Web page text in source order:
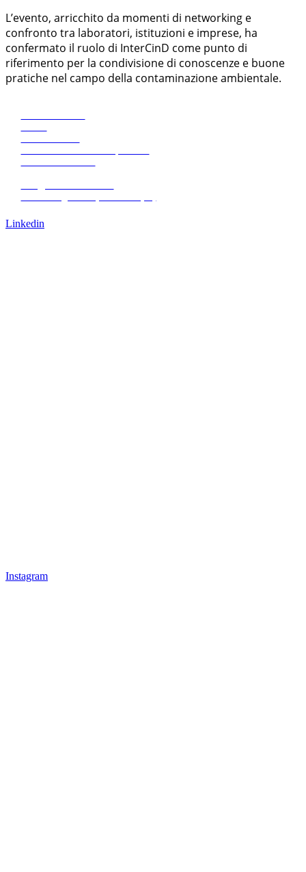
L’evento, arricchito da momenti di networking e
confronto tra laboratori, istituzioni e imprese, ha
confermato il ruolo di InterCinD come punto di
riferimento per la condivisione di conoscenze e buone
pratiche nel campo della contaminazione ambientale.
Linkedin
Instagram